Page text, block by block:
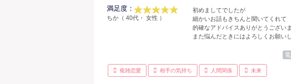
満足度：
ちか（ 40代・ 女性 ）
初めましてでしたが
細かいお話もきちんと聞いてくれて
的確なアドバイスありがとうござい
また悩んだときにはよろしくお願い
複雑恋愛 相手の気持ち 人間関係 未来